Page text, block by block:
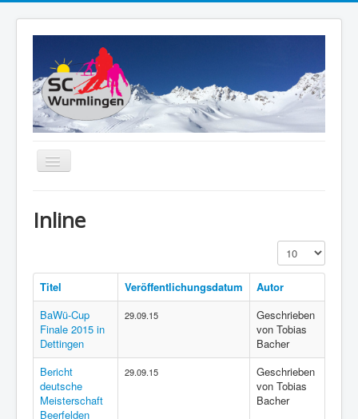
Navigation
an/aus
Der Verein
Ski-Touren
Inline
Breitensport
Inline
Anzeige #
Titel Veröffentlichungsdatum
Autor
BaWü-Cup
Finale 2015 in
Dettingen
29.09.15
Geschrieben
von Tobias
Bacher
Bericht
deutsche
Meisterschaft
Beerfelden
29.09.15
Geschrieben
von Tobias
Bacher